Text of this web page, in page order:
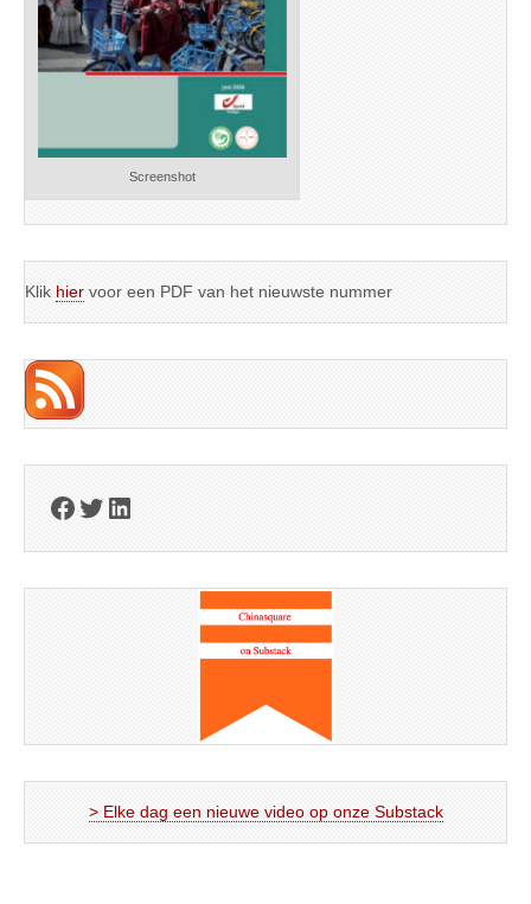
Screenshot
Klik hier voor een PDF van het nieuwste nummer
Facebook
Twitter
LinkedIn
> Elke dag een nieuwe video op onze Substack